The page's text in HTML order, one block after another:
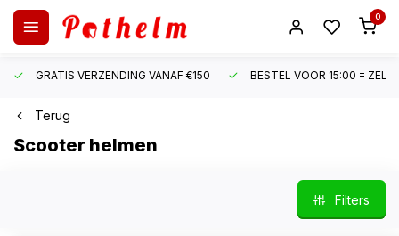
0
GRATIS VERZENDING VANAF €150 BESTEL VOOR 15:00 =
Terug
Scooter helmen
Filters